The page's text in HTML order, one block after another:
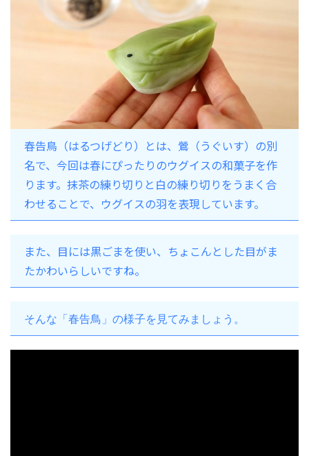
春告鳥（はるつげどり）とは、鶯（うぐいす）の別
名で、今回は春にぴったりのウグイスの和菓子を作
ります。抹茶の練り切りと白の練り切りをうまく合
わせることで、ウグイスの羽を表現しています。
また、目には黒ごまを使い、ちょこんとした目がま
たかわいらしいですね。
そんな「春告鳥」の様子を見てみましょう。